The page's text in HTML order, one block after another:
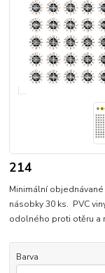
214
Minimální
násobky 30 ks. PVC
odolného proti otěru a
Barva